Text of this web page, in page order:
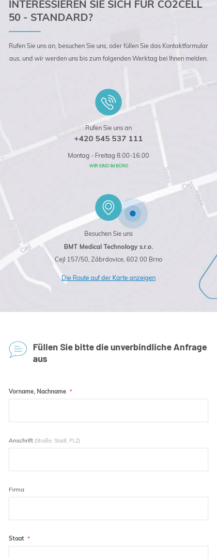
INTERESSIEREN SIE SICH FÜR CO2CELL
50 - STANDARD?
Rufen Sie uns an, besuchen Sie uns, oder füllen Sie das Kontaktformular
aus, und wir werden uns bis zum folgenden Werktag bei Ihnen melden.
Rufen Sie uns an
+420 545 537 111
Montag - Freitag 8.00-16.00
WIR SIND IM BÜRO
Besuchen Sie uns
BMT Medical Technology s.r.o.
Cejl 157/50, Zábrdovice, 602 00 Brno
Die Route auf der Karte anzeigen
Füllen Sie bitte die unverbindliche Anfrage
aus
Vorname, Nachname
Anschrift (Straße, Stadt, PLZ)
Firma
Staat